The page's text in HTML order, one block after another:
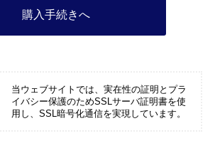
購入手続きへ
当ウェブサイトでは、実在性の証明とプラ
イバシー保護のためSSLサーバ証明書を使
用し、SSL暗号化通信を実現しています。